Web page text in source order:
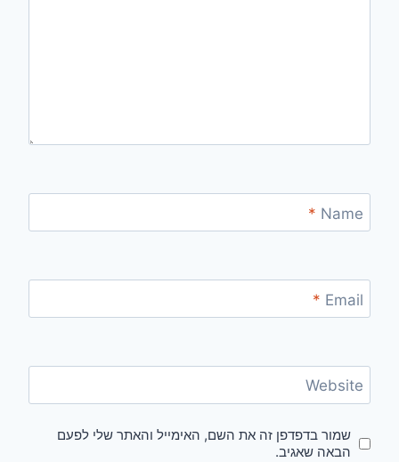
Name
*
Email
*
Website
שמור בדפדפן זה את השם, האימייל והאתר שלי לפעם
הבאה שאגיב.